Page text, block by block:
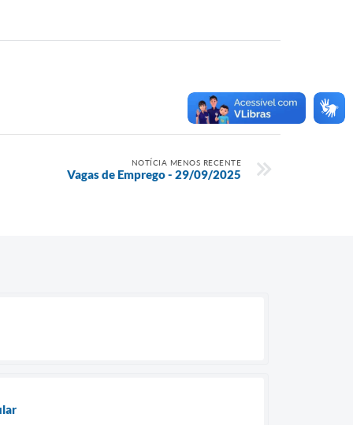
NOTÍCIA MENOS RECENTE
Vagas de Emprego - 29/09/2025